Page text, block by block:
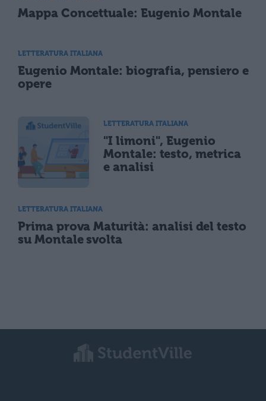
Mappa Concettuale: Eugenio Montale
LETTERATURA ITALIANA
Eugenio Montale: biografia, pensiero e
opere
LETTERATURA ITALIANA
"I limoni", Eugenio
Montale: testo, metrica
e analisi
LETTERATURA ITALIANA
Prima prova Maturità: analisi del testo
su Montale svolta